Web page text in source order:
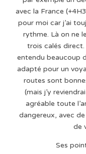
avec la France
pour moi car j’ai
rythme. Là on ne
trois calés direct.
entendu beaucoup
adapté pour un
routes sont
(mais j’y
agréable toute
dangereux, avec
de
Ses